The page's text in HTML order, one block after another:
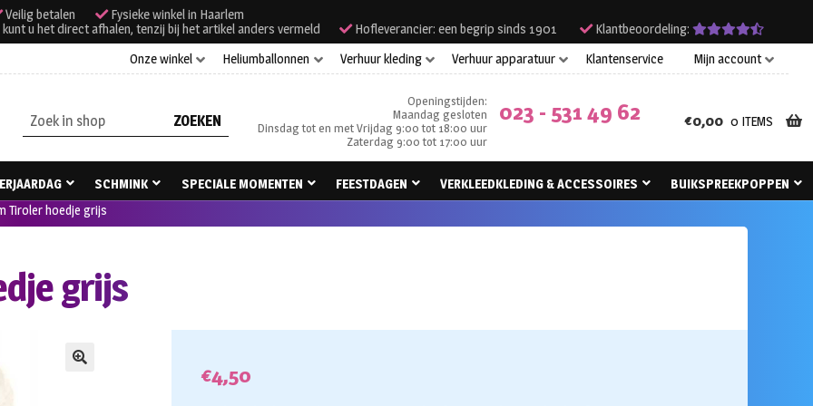
Veilig betalen
Fysieke winkel in Haarlem
u het direct afhalen, tenzij bij het artikel anders vermeld
Hofleverancier: een begrip sinds 1901
Klantbeoordeling:
Onze winkel
Heliumballonnen Verhuur kleding Verhuur apparatuur Klantenservice Mijn account
Zoeken
naar:
Openingstijden:
Maandag gesloten
Dinsdag tot en met Vrijdag 9:00 tot 18:00 uur
Zaterdag 9:00 tot 17:00 uur
023 - 531 49 62 €0,00 0 ITEMS
SCHMINK SPECIALE MOMENTEN FEESTDAGEN VERKLEEDKLEDING & ACCESSOIRES
BUIKSPREEKPOPPEN
Tiroler hoedje grijs
grijs
€4,50